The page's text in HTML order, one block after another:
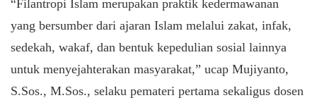
“Filantropi Islam merupakan praktik kedermawanan
yang bersumber dari ajaran Islam melalui zakat, infak,
sedekah, wakaf, dan bentuk kepedulian sosial lainnya
untuk menyejahterakan masyarakat,” ucap Mujiyanto,
S.Sos., M.Sos., selaku pemateri pertama sekaligus dosen